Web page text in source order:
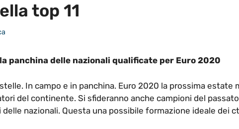
top 11
panchina delle nazionali qualificate per Euro 2020
In campo e in panchina. Euro 2020 la prossima estate
del continente. Si sfideranno anche campioni del
nazionali. Questa una possibile formazione ideale dei